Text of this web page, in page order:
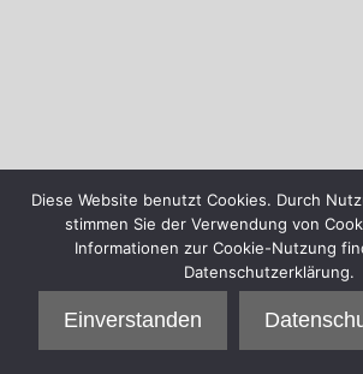
Diese Website benutzt Cookies. Durch
stimmen Sie der Verwendung von
Informationen zur Cookie-Nutzung
Datenschutzerklärung.
Einverstanden